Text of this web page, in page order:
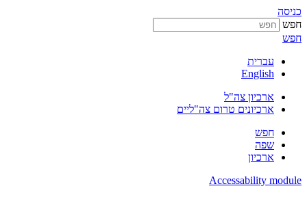
כניסה
חפש
חפש
עברית
English
ארכיון צה"ל
ארכיונים טרום צה"ליים
חפש
שפה
ארכיון
Accessability module